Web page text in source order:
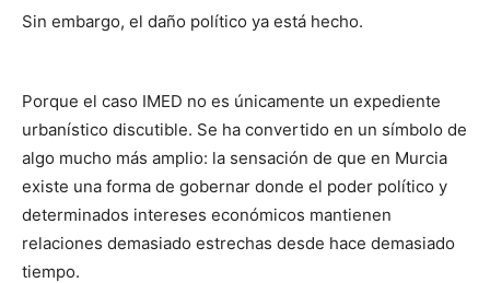
Sin embargo, el daño político ya está hecho.
Porque el caso IMED no es únicamente un expediente
urbanístico discutible. Se ha convertido en un símbolo de
algo mucho más amplio: la sensación de que en Murcia
existe una forma de gobernar donde el poder político y
determinados intereses económicos mantienen
relaciones demasiado estrechas desde hace demasiado
tiempo.